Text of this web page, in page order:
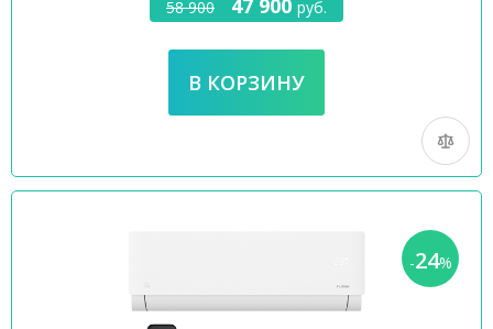
58 900 47 900 руб.
-24%